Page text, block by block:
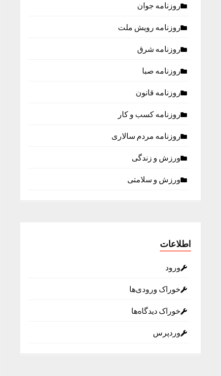
روزنامه جوان
روزنامه رویش ملت
روزنامه شرق
روزنامه صبا
روزنامه قانون
روزنامه كسب و كار
روزنامه مردم سالاری
ورزش و زندگی
ورزش و سلامتی
اطلاعات
ورود
خوراک ورودی‌ها
خوراک دیدگاه‌ها
وردپرس